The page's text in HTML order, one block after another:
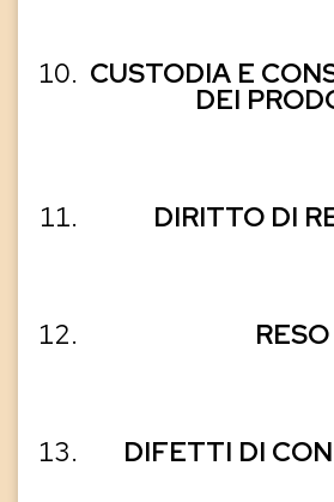
CUSTODIA E
DEI
DIRITTO DI
RESO
DIFETTI DI